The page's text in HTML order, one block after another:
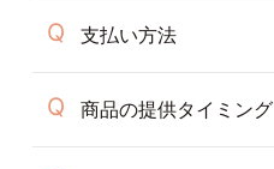
支払い方法
商品の提供タイミング